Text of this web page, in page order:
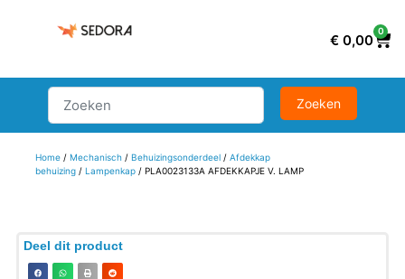
€ 0,00
0
Home/ Mechanisch/ Behuizingsonderdeel/ Afdekkap
behuizing/ Lampenkap/ PLA0023133A AFDEKKAPJE V. LAMP
Deel dit product